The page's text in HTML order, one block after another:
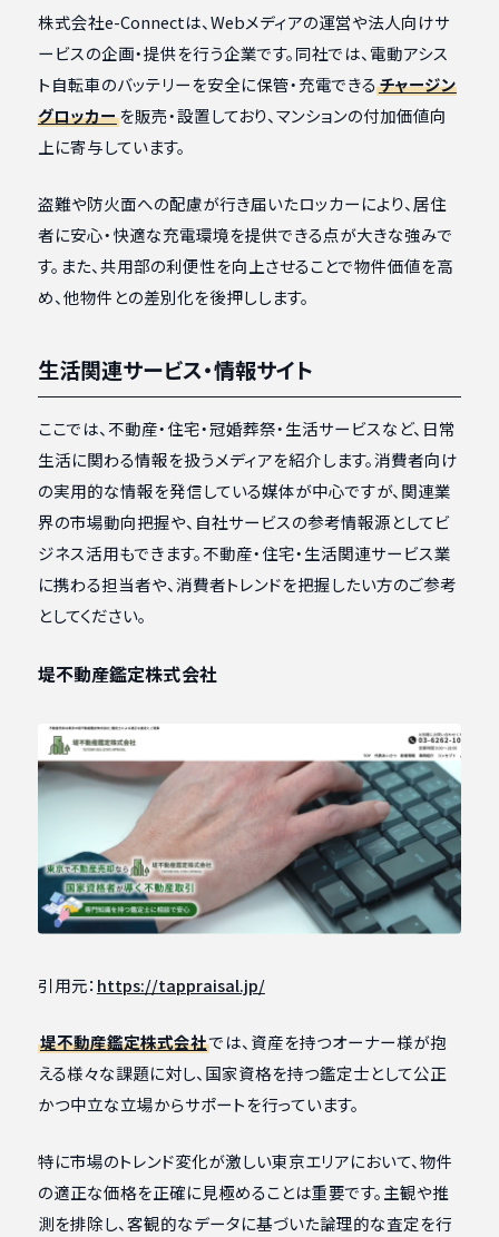
株式会社e-Connectは、Webメディアの運営や法人向けサ
ービスの企画・提供を行う企業です。同社では、電動アシス
ト自転車のバッテリーを安全に保管・充電できるチャージン
グロッカーを販売・設置しており、マンションの付加価値向
上に寄与しています。
盗難や防火面への配慮が行き届いたロッカーにより、居住
者に安心・快適な充電環境を提供できる点が大きな強みで
す。また、共用部の利便性を向上させることで物件価値を高
め、他物件との差別化を後押しします。
生活関連サービス・情報サイト
ここでは、不動産・住宅・冠婚葬祭・生活サービスなど、日常
生活に関わる情報を扱うメディアを紹介します。消費者向け
の実用的な情報を発信している媒体が中心ですが、関連業
界の市場動向把握や、自社サービスの参考情報源としてビ
ジネス活用もできます。不動産・住宅・生活関連サービス業
に携わる担当者や、消費者トレンドを把握したい方のご参考
としてください。
堤不動産鑑定株式会社
引用元： https://tappraisal.jp/
堤不動産鑑定株式会社では、資産を持つオーナー様が抱
える様々な課題に対し、国家資格を持つ鑑定士として公正
かつ中立な立場からサポートを行っています。
特に市場のトレンド変化が激しい東京エリアにおいて、物件
の適正な価格を正確に見極めることは重要です。主観や推
測を排除し、客観的なデータに基づいた論理的な査定を行